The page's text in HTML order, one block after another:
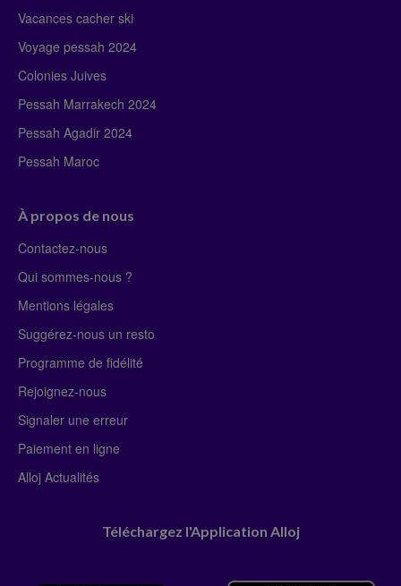
Vacances cacher ski
Voyage pessah 2024
Colonies Juives
Pessah Marrakech 2024
Pessah Agadir 2024
Pessah Maroc
À propos de nous
Contactez-nous
Qui sommes-nous ?
Mentions légales
Suggérez-nous un resto
Programme de fidélité
Rejoignez-nous
Signaler une erreur
Paiement en ligne
Alloj Actualités
Téléchargez l'Application Alloj